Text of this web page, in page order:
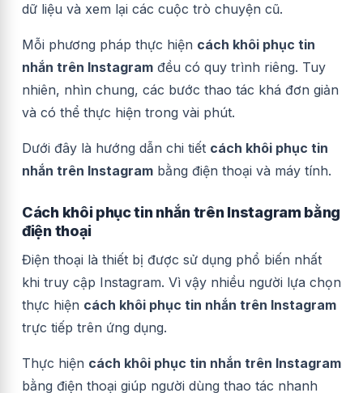
dữ liệu và xem lại các cuộc trò chuyện cũ.
Mỗi phương pháp thực hiện cách khôi phục tin
nhắn trên Instagram đều có quy trình riêng. Tuy
nhiên, nhìn chung, các bước thao tác khá đơn giản
và có thể thực hiện trong vài phút.
Dưới đây là hướng dẫn chi tiết cách khôi phục tin
nhắn trên Instagram bằng điện thoại và máy tính.
Cách khôi phục tin nhắn trên Instagram bằng
điện thoại
Điện thoại là thiết bị được sử dụng phổ biến nhất
khi truy cập Instagram. Vì vậy nhiều người lựa chọn
thực hiện cách khôi phục tin nhắn trên Instagram
trực tiếp trên ứng dụng.
Thực hiện cách khôi phục tin nhắn trên Instagram
bằng điện thoại giúp người dùng thao tác nhanh